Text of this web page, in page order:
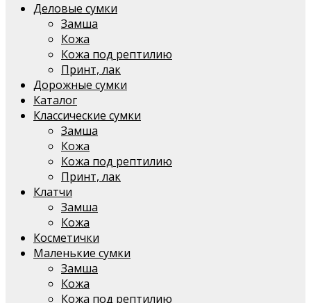
Деловые сумки
Замша
Кожа
Кожа под рептилию
Принт, лак
Дорожные сумки
Каталог
Классические сумки
Замша
Кожа
Кожа под рептилию
Принт, лак
Клатчи
Замша
Кожа
Косметички
Маленькие сумки
Замша
Кожа
Кожа под рептилию